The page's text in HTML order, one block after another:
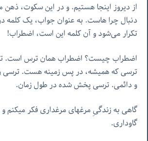
از دیروز اینجا هستیم. و در این سکوت، ذهن
دنبال چرا هاست. به عنوان جواب، یک کلمه
تکرار می‌شود و آن کلمه این است، اضطراب!
اضطراب چیست؟ اضطراب همان ترس است.
ترسی که همیشه، در پس زمینه هست. ترسی
و دائمی. ترسی پخش شده در طول زمان.
گاهی به زندگیِ مرغهای مرغداری فکر میکنم و
گاوداری.